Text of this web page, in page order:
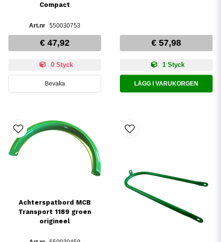
Compact
550030753
€ 47,92
0 Styck
Bevaka
€ 57,98
1 Styck
LÄGG I VARUKORGEN
Achterspatbord MCB
Transport 1189 groen
origineel